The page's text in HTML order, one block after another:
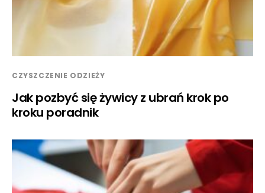
CZYSZCZENIE ODZIEŻY
Jak pozbyć się żywicy z ubrań krok po
kroku poradnik